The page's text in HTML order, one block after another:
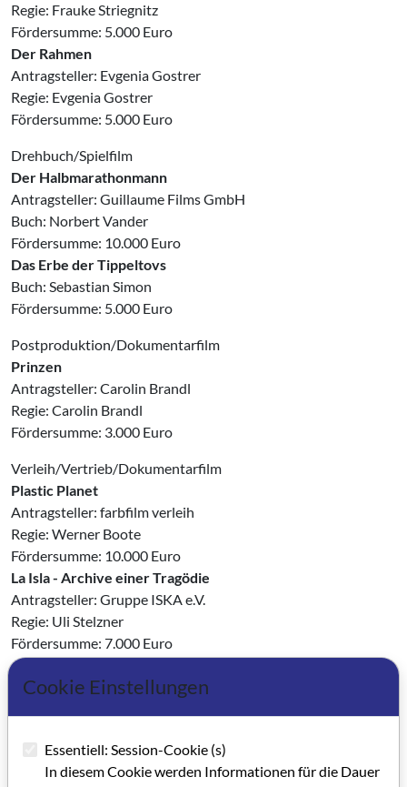
Regie: Frauke Striegnitz
Fördersumme: 5.000 Euro
Der Rahmen
Antragsteller: Evgenia Gostrer
Regie: Evgenia Gostrer
Fördersumme: 5.000 Euro
Drehbuch/Spielfilm
Der Halbmarathonmann
Antragsteller: Guillaume Films GmbH
Buch: Norbert Vander
Fördersumme: 10.000 Euro
Das Erbe der Tippeltovs
Buch: Sebastian Simon
Fördersumme: 5.000 Euro
Postproduktion/Dokumentarfilm
Prinzen
Antragsteller: Carolin Brandl
Regie: Carolin Brandl
Fördersumme: 3.000 Euro
Verleih/Vertrieb/Dokumentarfilm
Plastic Planet
Antragsteller: farbfilm verleih
Regie: Werner Boote
Fördersumme: 10.000 Euro
La Isla - Archive einer Tragödie
Antragsteller: Gruppe ISKA e.V.
Regie: Uli Stelzner
Fördersumme: 7.000 Euro
Drehbuchcamp/Stipendien
vergeben mit einer Fördersumme imsgesamt 2.040 Euro
Hochschulabschlussfilme
33 Hochschulabschlussfilme
Cookie Einstellungen
Essentiell: Session-Cookie (s)
In diesem Cookie werden Informationen für die Dauer